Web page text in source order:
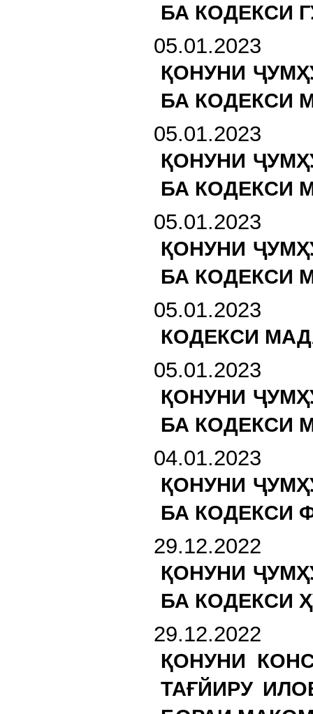
БА КОДЕКСИ
05.01.2023
ҚОНУНИ
БА КОДЕКСИ
05.01.2023
ҚОНУНИ
БА КОДЕКСИ
05.01.2023
ҚОНУНИ
БА КОДЕКСИ
05.01.2023
КОДЕКСИ
05.01.2023
ҚОНУНИ
БА КОДЕКСИ
04.01.2023
ҚОНУНИ
БА КОДЕКСИ
29.12.2022
ҚОНУНИ
БА КОДЕКСИ
29.12.2022
ҚОНУНИ
ТАҒЙИРУ